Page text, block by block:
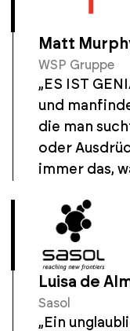
Matt
WSP Gruppe
„ES IST
und
die man
oder
immer das,
Luisa de
Sasol
„Ein